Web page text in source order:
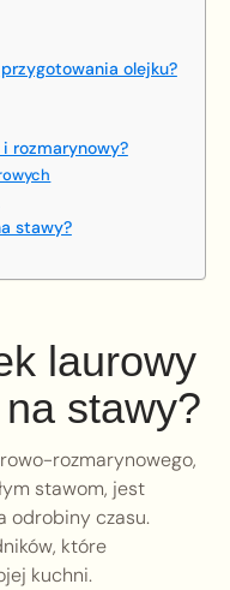
olejku?
rozmarynowy?
stawy?
laurowy
stawy?
rozmarynowego,
stawom, jest
odrobiny czasu.
które
kuchni.